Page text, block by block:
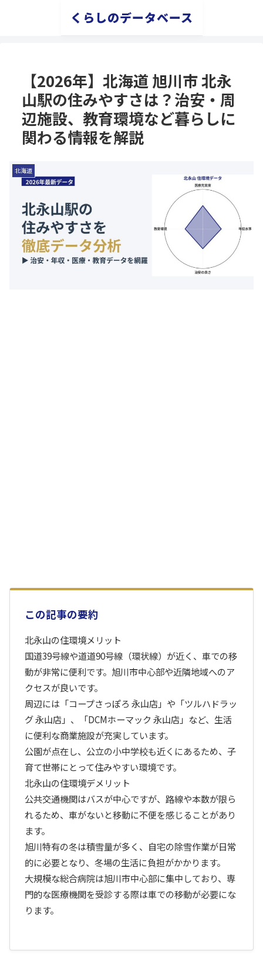
くらしのデータベース
【2026年】北海道 旭川市 北永
山駅の住みやすさは？治安・周
辺施設、教育環境など暮らしに
関わる情報を解説
北海道
この記事の要約
北永山の住環境メリット
国道39号線や道道90号線（環状線）が近く、車での移
動が非常に便利です。旭川市中心部や近隣地域へのア
クセスが良いです。
周辺には「コープさっぽろ 永山店」や「ツルハドラッ
グ 永山店」、「DCMホーマック 永山店」など、生活
に便利な商業施設が充実しています。
公園が点在し、公立の小中学校も近くにあるため、子
育て世帯にとって住みやすい環境です。
北永山の住環境デメリット
公共交通機関はバスが中心ですが、路線や本数が限ら
れるため、車がないと移動に不便を感じることがあり
ます。
旭川特有の冬は積雪量が多く、自宅の除雪作業が日常
的に必要となり、冬場の生活に負担がかかります。
大規模な総合病院は旭川市中心部に集中しており、専
門的な医療機関を受診する際は車での移動が必要にな
ります。